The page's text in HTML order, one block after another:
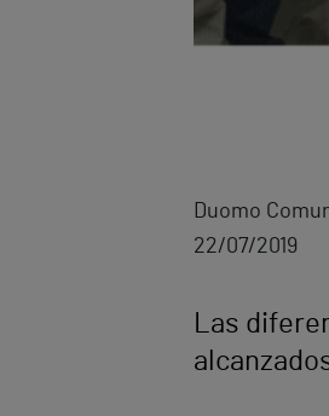
Duomo
22/07/2019
Las